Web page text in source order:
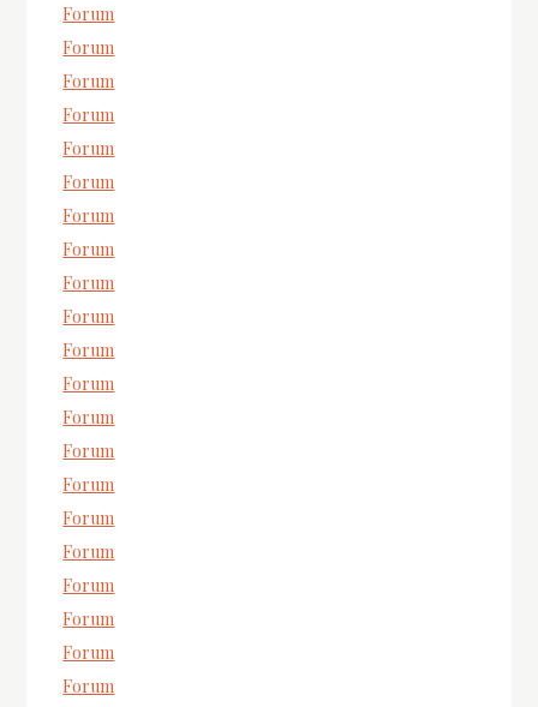
Forum
Forum
Forum
Forum
Forum
Forum
Forum
Forum
Forum
Forum
Forum
Forum
Forum
Forum
Forum
Forum
Forum
Forum
Forum
Forum
Forum